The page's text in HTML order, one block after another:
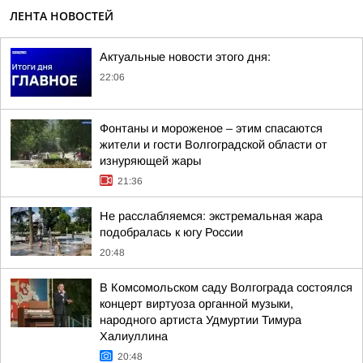
ЛЕНТА НОВОСТЕЙ
Актуальные новости этого дня:
22:06
Фонтаны и мороженое – этим спасаются
жители и гости Волгоградской области от
изнуряющей жары
21:36
Не расслабляемся: экстремальная жара
подобралась к югу России
20:48
В Комсомольском саду Волгограда состоялся
концерт виртуоза органной музыки,
народного артиста Удмуртии Тимура
Халиуллина
20:48